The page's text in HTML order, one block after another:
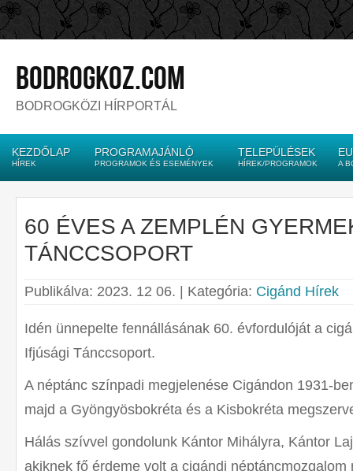
bodrogkoz.com
BODROGKÖZI HÍRPORTÁL
KEZDŐLAP
HÍREK
PROGRAMAJÁNLÓ
PROGRAMOK ÉS ESEMÉNYEK
TELEPÜLÉSEK
HÍREK/PROGRAMOK A
60 ÉVES A ZEMPLÉN
TÁNCCSOPORT
Publikálva: 2023. 12 06. | Kategória: Cigánd Hírek
Idén ünnepelte fennállásának 60. évfordulóját a
Ifjúsági Tánccsoport.
A néptánc színpadi megjelenése Cigándon 1931-
majd a Gyöngyösbokréta és a Kisbokréta
Hálás szívvel gondolunk Kántor Mihályra, Kántor
akiknek fő érdeme volt a cigándi néptáncmozgalom